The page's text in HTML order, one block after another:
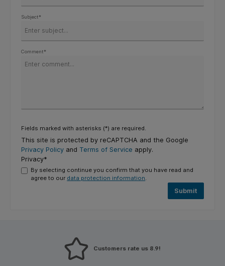
Subject*
Comment*
Fields marked with asterisks (*) are required.
This site is protected by reCAPTCHA and the Google
Privacy Policy and Terms of Service apply.
Privacy*
By selecting continue you confirm that you have read and
agree to our data protection information
Submit
Customers rate us 8.9!